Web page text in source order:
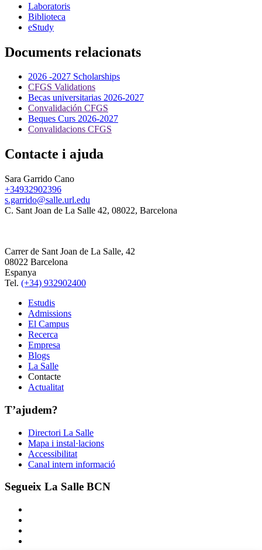
Laboratoris
Biblioteca
eStudy
Documents relacionats
2026 -2027 Scholarships
CFGS Validations
Becas universitarias 2026-2027
Convalidación CFGS
Beques Curs 2026-2027
Convalidacions CFGS
Contacte i ajuda
Sara Garrido Cano
+34932902396
s.garrido@salle.url.edu
C. Sant Joan de La Salle 42, 08022, Barcelona
Carrer de Sant Joan de La Salle, 42
08022 Barcelona
Espanya
Tel. (+34) 932902400
Estudis
Admissions
El Campus
Recerca
Empresa
Blogs
La Salle
Contacte
Actualitat
T’ajudem?
Directori La Salle
Mapa i instal·lacions
Accessibilitat
Canal intern informació
Segueix La Salle BCN